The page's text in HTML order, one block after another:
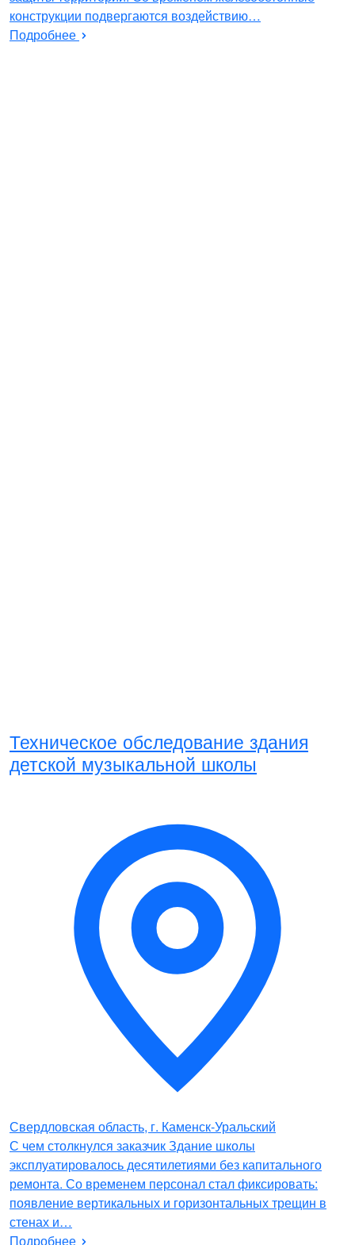
конструкции подвергаются воздействию…
Подробнее
Техническое обследование здания
детской музыкальной школы
Свердловская область, г. Каменск-Уральский
С чем столкнулся заказчик Здание школы
эксплуатировалось десятилетиями без капитального
ремонта. Со временем персонал стал фиксировать:
появление вертикальных и горизонтальных трещин в
стенах и…
Подробнее